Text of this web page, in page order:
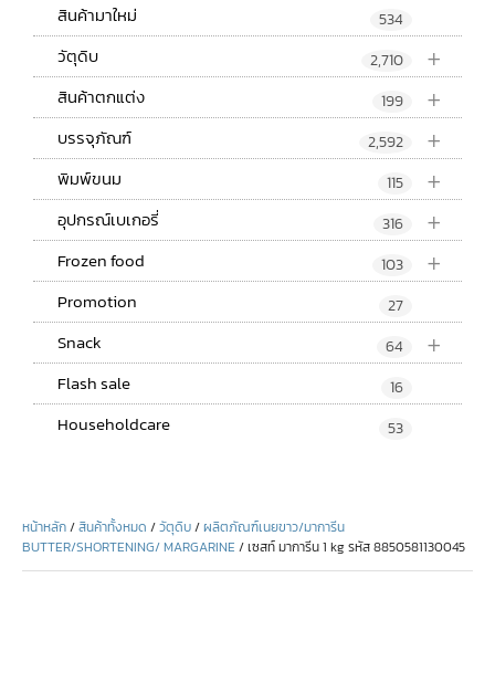
สินค้ามาใหม่ 534
+
วัตุดิบ 2,710
+
สินค้าตกแต่ง 199
+
บรรจุภัณฑ์ 2,592
+
พิมพ์ขนม 115
+
อุปกรณ์เบเกอรี่ 316
+
Frozen food 103
Promotion 27
+
Snack 64
Flash sale 16
Householdcare 53
หน้าหลัก/สินค้าทั้งหมด /วัตุดิบ/ผลิตภัณฑ์เนยขาว/มาการีน
BUTTER/SHORTENING/ MARGARINE / เซสท์ มาการีน 1 kg รหัส 8850581130045